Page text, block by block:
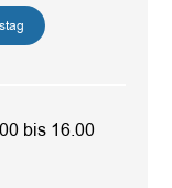
bis 16.00